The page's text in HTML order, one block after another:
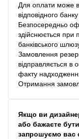
Для оплати може
відповідного
Безпосередньо
здійснюється при
банківського
Замовлення
відправляється в
факту
Отримання
Якщо ви
або бажаєте
запрошуємо вас